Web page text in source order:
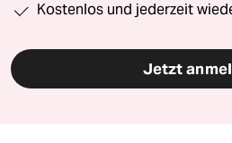
Kostenlos und jederzeit
Jetzt